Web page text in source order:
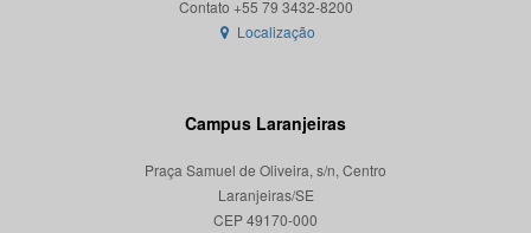
Localização
Campus Laranjeiras
Praça Samuel de Oliveira, s/n, Centro
Laranjeiras/SE
CEP 49170-000